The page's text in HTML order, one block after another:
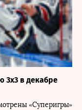
3х3 в декабре
«Суперигры»